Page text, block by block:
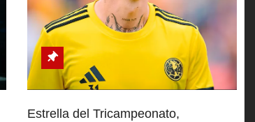
Estrella del Tricampeonato,